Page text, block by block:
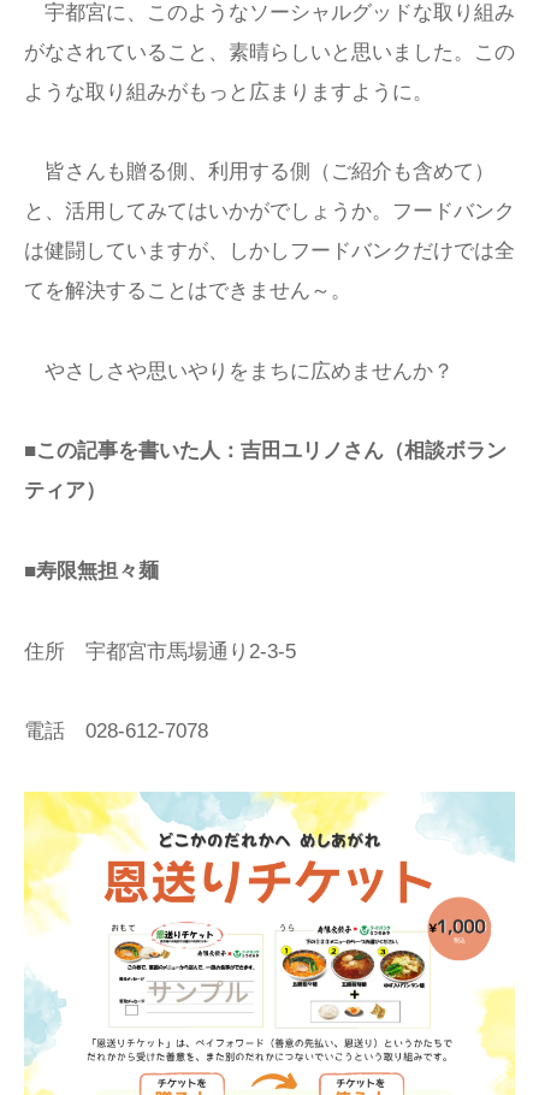
宇都宮に、このようなソーシャルグッドな取り組み
がなされていること、素晴らしいと思いました。この
ような取り組みがもっと広まりますように。
皆さんも贈る側、利用する側（ご紹介も含めて）
と、活用してみてはいかがでしょうか。フードバンク
は健闘していますが、しかしフードバンクだけでは全
てを解決することはできません～。
やさしさや思いやりをまちに広めませんか？
■この記事を書いた人：吉田ユリノさん（相談ボラン
ティア）
■寿限無担々麺
住所 宇都宮市馬場通り2-3-5
電話 028-612-7078